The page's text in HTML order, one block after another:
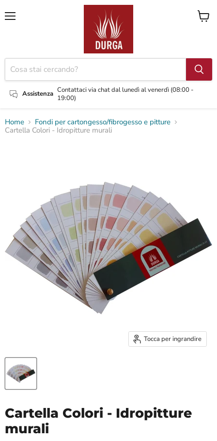
Assistenza Contattaci via chat dal lunedì al venerdì (08:00 -
19:00)
Home
Fondi per cartongesso/fibrogesso e pitture
Cartella Colori - Idropitture murali
Tocca per ingrandire
Cartella Colori - Idropitture
murali